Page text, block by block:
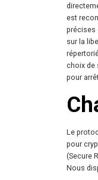
est
précises
sur la
choix de
pour
Le
pour
(Secure
Nous